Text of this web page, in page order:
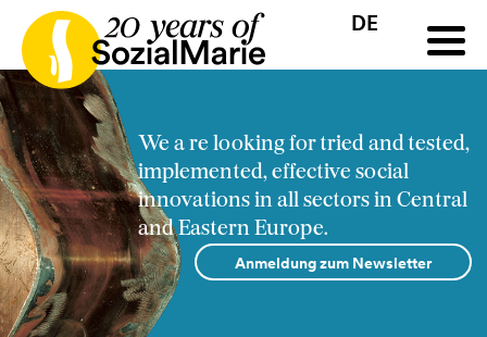
DE
HU SK SL
ProjekteNews Downloads
We a re looking for tried and tested,
implemented, effective social
innovations in all sectors in Central
and Eastern Europe.
Anmeldung zum Newsletter